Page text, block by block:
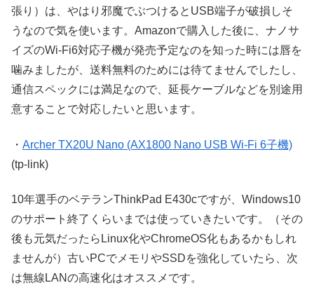
張り）は、やはり邪魔でぶつけるとUSB端子が破損しそ
うなので気を使います。Amazonで購入した後に、ナノサ
イズのWi-Fi6対応子機が発売予定なのを知った時には唇を
噛みましたが、送料無料のためには待てませんでしたし、
通信スペックには満足なので、延長ケーブルなどを別途用
意することで対応したいと思います。
・ Archer TX20U Nano (AX1800 Nano USB Wi-Fi 6子機)
(tp-link)
10年選手のベテランThinkPad E430cですが、Windows10
のサポート終了くらいまでは使っていきたいです。（その
後も元気だったらLinux化やChromeOS化もあるかもしれ
ませんが）古いPCでメモリやSSDを強化していたら、次
は無線LANの高速化はオススメです。